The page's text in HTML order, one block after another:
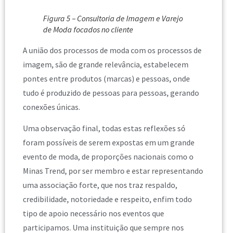
Figura 5 – Consultoria de Imagem e Varejo
de Moda focados no cliente
A união dos processos de moda com os processos de
imagem, são de grande relevância, estabelecem
pontes entre produtos (marcas) e pessoas, onde
tudo é produzido de pessoas para pessoas, gerando
conexões únicas.
Uma observação final, todas estas reflexões só
foram possíveis de serem expostas em um grande
evento de moda, de proporções nacionais como o
Minas Trend, por ser membro e estar representando
uma associação forte, que nos traz respaldo,
credibilidade, notoriedade e respeito, enfim todo
tipo de apoio necessário nos eventos que
participamos. Uma instituição que sempre nos